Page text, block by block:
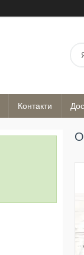
Контакти